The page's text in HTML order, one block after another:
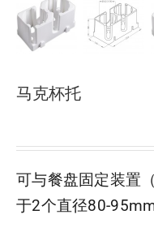
马克杯托
可与餐盘固定装置
于2个直径80-